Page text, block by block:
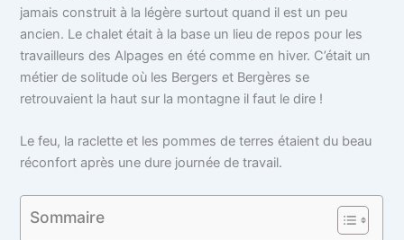
jamais construit à la légère surtout quand il est un peu
ancien. Le chalet était à la base un lieu de repos pour les
travailleurs des Alpages en été comme en hiver. C’était un
métier de solitude où les Bergers et Bergères se
retrouvaient la haut sur la montagne il faut le dire !
Le feu, la raclette et les pommes de terres étaient du beau
réconfort après une dure journée de travail.
Sommaire